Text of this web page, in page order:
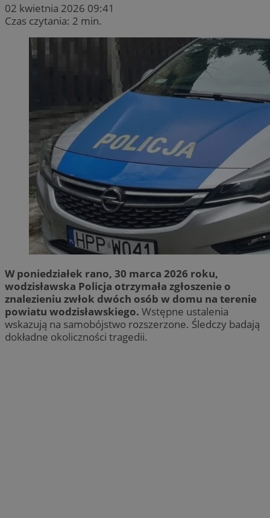
02 kwietnia 2026 09:41
Czas czytania: 2 min.
W poniedziałek rano, 30 marca 2026 roku,
wodzisławska Policja otrzymała zgłoszenie o
znalezieniu zwłok dwóch osób w domu na terenie
powiatu wodzisławskiego. Wstępne ustalenia
wskazują na samobójstwo rozszerzone. Śledczy badają
dokładne okoliczności tragedii.